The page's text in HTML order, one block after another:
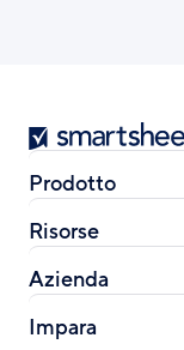
Smartsheet
Prodotto
Risorse
Azienda
Impara